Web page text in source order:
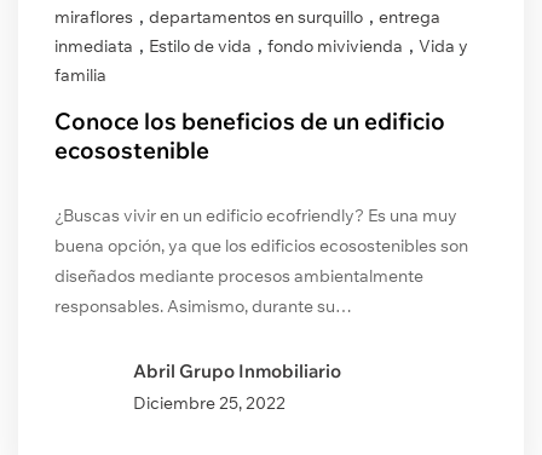
miraflores , departamentos en surquillo , entrega
inmediata , Estilo de vida , fondo mivivienda , Vida y
familia
Conoce los beneficios de un edificio
ecosostenible
¿Buscas vivir en un edificio ecofriendly? Es una muy
buena opción, ya que los edificios ecosostenibles son
diseñados mediante procesos ambientalmente
responsables. Asimismo, durante su…
Abril Grupo Inmobiliario
Diciembre25, 2022